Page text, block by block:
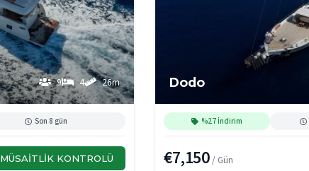
9 4 26m
Son 8 gün
MÜSAITLIK KONTROLÜ
Dodo
%27 İndirim
€7,150 / Gün